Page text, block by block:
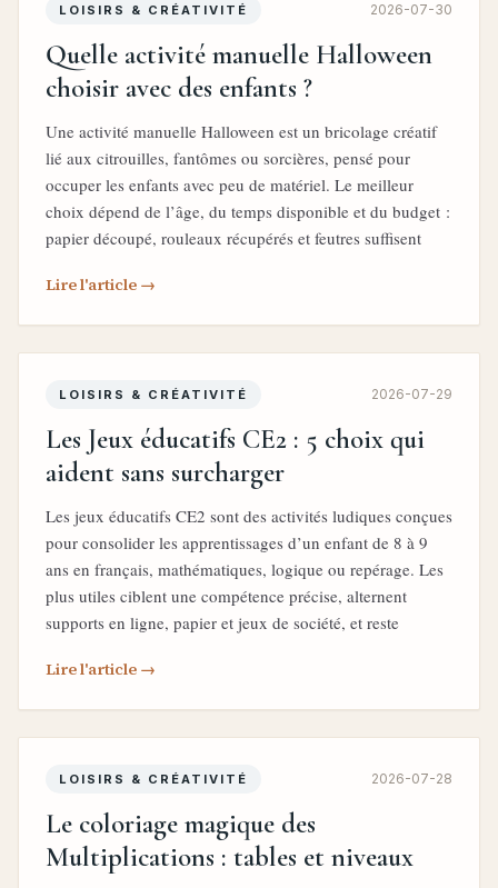
LOISIRS & CRÉATIVITÉ 2026-07-30
Quelle activité manuelle Halloween
choisir avec des enfants ?
Une activité manuelle Halloween est un bricolage créatif
lié aux citrouilles, fantômes ou sorcières, pensé pour
occuper les enfants avec peu de matériel. Le meilleur
choix dépend de l’âge, du temps disponible et du budget :
papier découpé, rouleaux récupérés et feutres suffisent
Lire l'article →
LOISIRS & CRÉATIVITÉ 2026-07-29
Les Jeux éducatifs CE2 : 5 choix qui
aident sans surcharger
Les jeux éducatifs CE2 sont des activités ludiques conçues
pour consolider les apprentissages d’un enfant de 8 à 9
ans en français, mathématiques, logique ou repérage. Les
plus utiles ciblent une compétence précise, alternent
supports en ligne, papier et jeux de société, et reste
Lire l'article →
LOISIRS & CRÉATIVITÉ 2026-07-28
Le coloriage magique des
Multiplications : tables et niveaux